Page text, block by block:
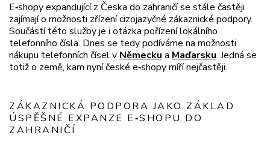
E‑shopy expandující z Česka do zahraničí se stále častěji
zajímají o možnosti zřízení cizojazyčné zákaznické podpory.
Součástí této služby je i otázka pořízení lokálního
telefonního čísla. Dnes se tedy podíváme na možnosti
nákupu telefonních čísel v Německu a Maďarsku. Jedná se
totiž o země, kam nyní české e‑shopy míří nejčastěji.
ZÁKAZNICKÁ PODPORA JAKO ZÁKLAD
ÚSPĚŠNÉ EXPANZE E‑SHOPU DO
ZAHRANIČÍ